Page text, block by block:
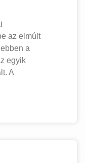
az elmúlt
a
egyik
A